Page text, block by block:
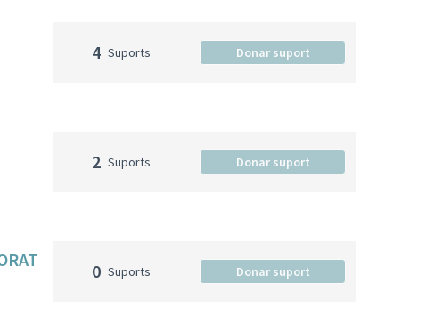
4 Suports Donar suport
2 Suports Donar suport
0 Suports Donar suport